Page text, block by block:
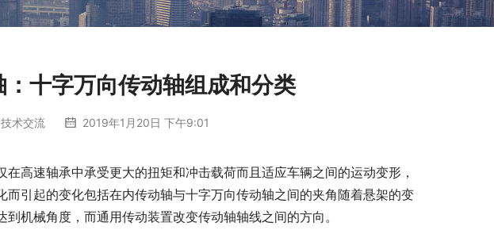
十字万向传动轴组成和分类
技术交流 2019年1月20日 下午9:01
高速轴承中承受更大的扭矩和冲击载荷而且适应车辆之间的运动变形，
引起的变化包括在内传动轴与十字万向传动轴之间的夹角随着悬架的变
机械角度，而通用传动装置改变传动轴轴线之间的方向。